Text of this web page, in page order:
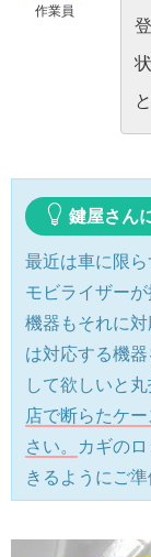
作業員
鍵屋さん
最近は車に限
モビライザー
機器もそれに
は対応する機
して欲しいと
店で断らたケ
さい。
カギの
きるようにご準